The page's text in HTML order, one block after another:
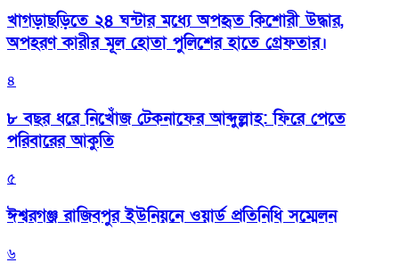
খাগড়াছড়িতে ২৪ ঘন্টার মধ্যে অপহৃত কিশোরী উদ্ধার,
অপহরণ কারীর মূল হোতা পুলিশের হাতে গ্রেফতার।
৪
৮ বছর ধরে নিখোঁজ টেকনাফের আব্দুল্লাহ: ফিরে পেতে
পরিবারের আকুতি
৫
ঈশ্বরগঞ্জ রাজিবপুর ইউনিয়নে ওয়ার্ড প্রতিনিধি সম্মেলন
৬